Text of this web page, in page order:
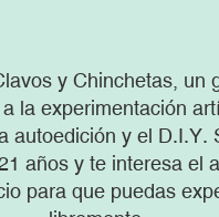
y Chinchetas, un
la experimentación
autoedición y el D.I.Y.
años y te interesa el
para que puedas